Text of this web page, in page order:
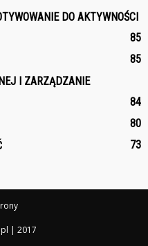
DO AKTYWNOŚCI
85
85
I ZARZĄDZANIE
84
80
73
| 2017